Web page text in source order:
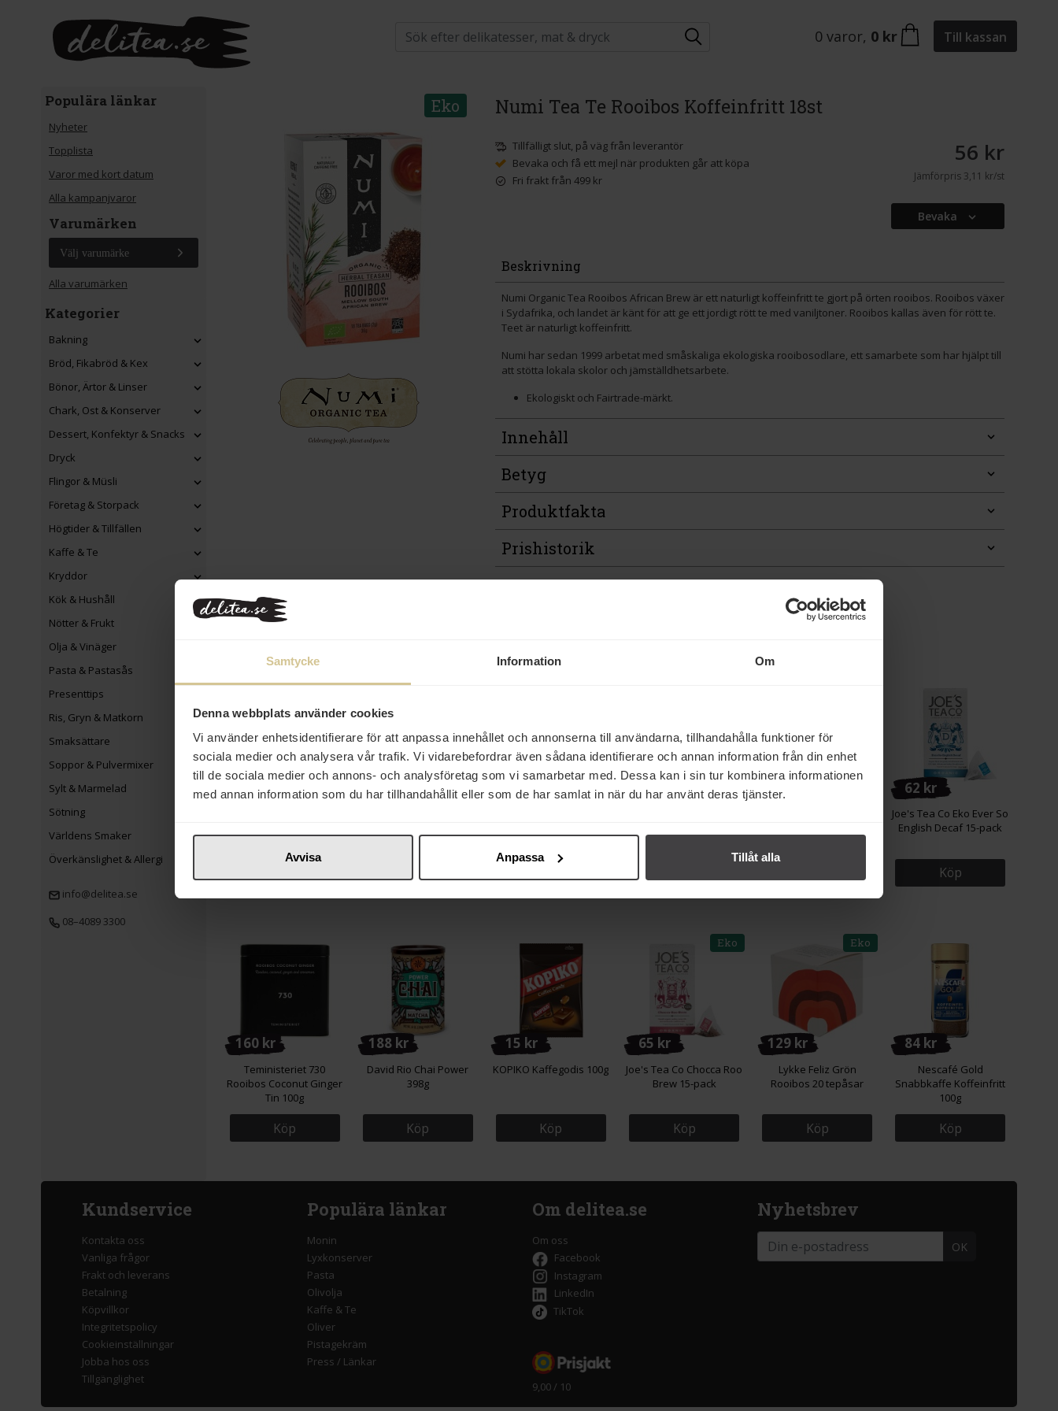
Samtycke Information Om
Denna webbplats använder cookies
Vi använder enhetsidentifierare för att anpassa innehållet och annonserna till användarna, tillhandahålla funktioner för
sociala medier och analysera vår trafik. Vi vidarebefordrar även sådana identifierare och annan information från din enhet
till de sociala medier och annons- och analysföretag som vi samarbetar med. Dessa kan i sin tur kombinera informationen
med annan information som du har tillhandahållit eller som de har samlat in när du har använt deras tjänster.
Avvisa Anpassa Tillåt alla
0 varor, 0 kr Till kassan
Populära länkar
Nyheter
Topplista
Varor med kort datum
Alla kampanjvaror
Varumärken
Välj varumärke
Alla varumärken
Kategorier
Bakning
Bröd, Fikabröd & Kex
Bönor, Ärtor & Linser
Chark, Ost & Konserver
Dessert, Konfektyr & Snacks
Dryck
Flingor & Müsli
Företag & Storpack
Högtider & Tillfällen
Kaffe & Te
Kryddor
Kök & Hushåll
Nötter & Frukt
Olja & Vinäger
Pasta & Pastasås
Presenttips
Ris, Gryn & Matkorn
Smaksättare
Soppor & Pulvermixer
Sylt & Marmelad
Sötning
Världens Smaker
Överkänslighet & Allergi
info@delitea.se
08–4089 3300
Numi Tea Te Rooibos Koffeinfritt 18st
Eko
Tillfälligt slut, på väg från leverantör
Bevaka och få ett mejl när produkten går att köpa
Fri frakt från 499 kr
56 kr
Jämförpris3,11 kr/st
Bevaka
Beskrivning
Numi Organic Tea Rooibos African Brew är ett naturligt koffeinfritt te gjort på örten rooibos. Rooibos växer
i Sydafrika, och landet är känt för att ge ett jordigt rött te med vaniljtoner. Rooibos kallas även för rött te.
Teet är naturligt koffeinfritt.
Numi har sedan 1999 arbetat med småskaliga ekologiska rooibosodlare, ett samarbete som har hjälpt till
att stötta lokala skolor och jämställdhetsarbete.
Ekologiskt och Fairtrade-märkt.
Innehåll
Betyg
Produktfakta
Prishistorik
185 kr 84 kr
Brygg 500g
188 kr 141 kr 110 kr 62 kr
Joe's Tea Co Eko Ever So
English Decaf 15-pack
Köp
160 kr
Teministeriet 730
Rooibos Coconut Ginger
Tin 100g
Köp
188 kr
David Rio Chai Power
398g
Köp
15 kr
KOPIKO Kaffegodis 100g
Köp
65 kr
Eko
Joe's Tea Co Chocca Roo
Brew 15-pack
Köp
129 kr
Eko
Lykke Feliz Grön
Rooibos 20 tepåsar
Köp
84 kr
Nescafé Gold
Snabbkaffe Koffeinfritt
100g
Köp
Kundservice
Kontakta oss
Vanliga frågor
Frakt och leverans
Betalning
Köpvillkor
Integritetspolicy
Cookieinställningar
Jobba hos oss
Tillgänglighet
Populära länkar
Monin
Lyxkonserver
Pasta
Olivolja
Kaffe & Te
Oliver
Pistagekräm
Press / Länkar
Om delitea.se
Om oss
Facebook
Instagram
LinkedIn
TikTok
9,00 / 10
Nyhetsbrev
OK